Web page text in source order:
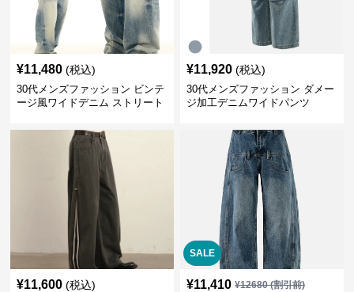
¥11,480 (税込)
30代メンズファッション ビンテ
ージ風ワイドデニム ストリート
¥11,920 (税込)
30代メンズファッション ダメー
ジ加工デニムワイドパンツ
¥11,600 (税込)
SALE
¥11,410 ¥12680(割引前)